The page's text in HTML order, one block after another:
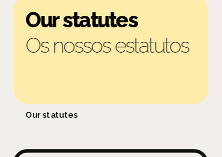
Our statutes
Os nossos estatutos
Our statutes